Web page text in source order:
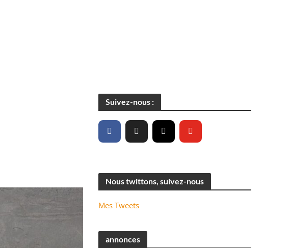
Suivez-nous :
Nous twittons, suivez-nous
Mes Tweets
annonces